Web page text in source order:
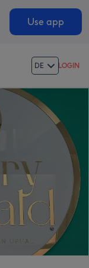
Use app
DE LOGIN